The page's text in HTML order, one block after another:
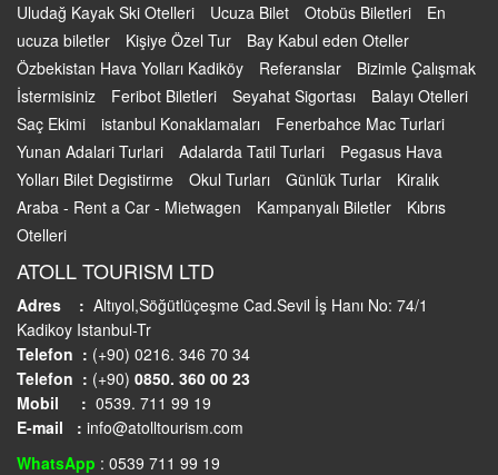
Uludağ Kayak Ski Otelleri
Ucuza Bilet Otobüs Biletleri
En
ucuza biletler
Kişiye Özel Tur
Bay Kabul eden Oteller
Özbekistan Hava Yolları Kadiköy
Referanslar
Bizimle Çalışmak
İstermisiniz
Feribot Biletleri Seyahat Sigortası
Balayı Otelleri
Saç Ekimi
istanbul Konaklamaları
Fenerbahce Mac Turlari
Yunan Adalari Turlari
Adalarda Tatil Turlari
Pegasus Hava
Yolları Bilet Degistirme
Okul Turları Günlük Turlar
Kiralık
Araba - Rent a Car - Mietwagen
Kampanyalı Biletler
Kıbrıs
Otelleri
ATOLL TOURISM LTD
Adres : Altıyol,Söğütlüçeşme Cad.Sevil İş Hanı No: 74/1
Kadikoy Istanbul-Tr
Telefon : (+90) 0216. 346 70 34
Telefon : (+90) 0850. 360 00 23
Mobil : 0539. 711 99 19
E-mail : info@atolltourism.com
WhatsApp : 0539 711 99 19